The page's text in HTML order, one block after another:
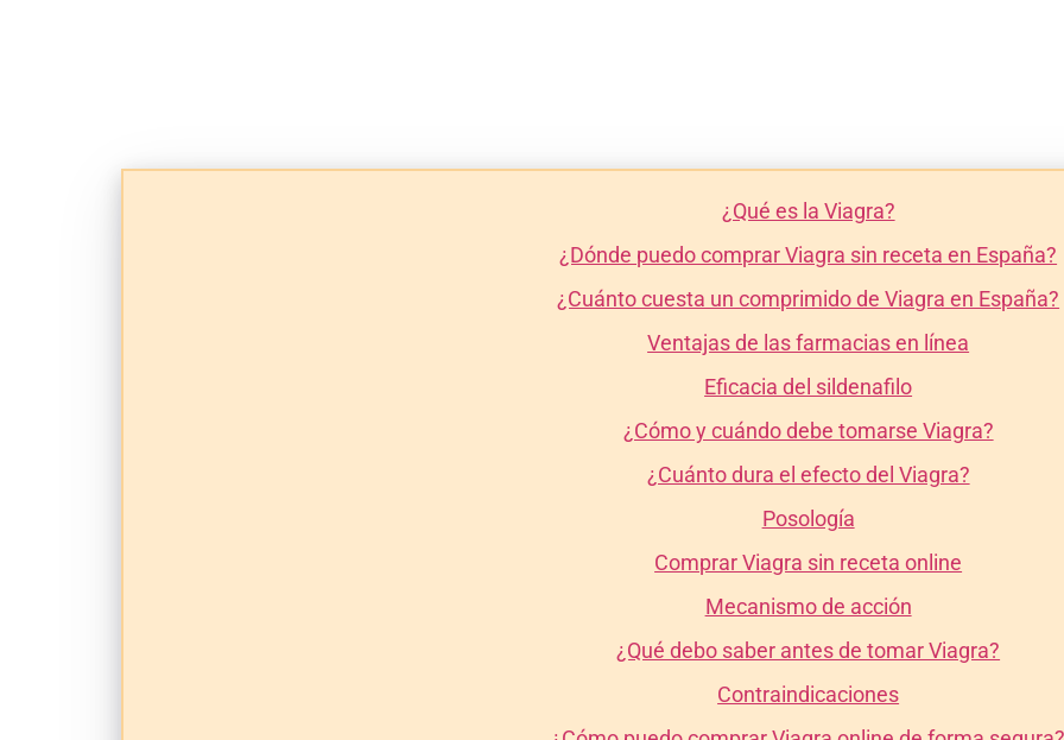
¿Qué es la Viagra?
¿Dónde puedo comprar Viagra sin receta en España?
¿Cuánto cuesta un comprimido de Viagra en España?
Ventajas de las farmacias en línea
Eficacia del sildenafilo
¿Cómo y cuándo debe tomarse Viagra?
¿Cuánto dura el efecto del Viagra?
Posología
Comprar Viagra sin receta online
Mecanismo de acción
¿Qué debo saber antes de tomar Viagra?
Contraindicaciones